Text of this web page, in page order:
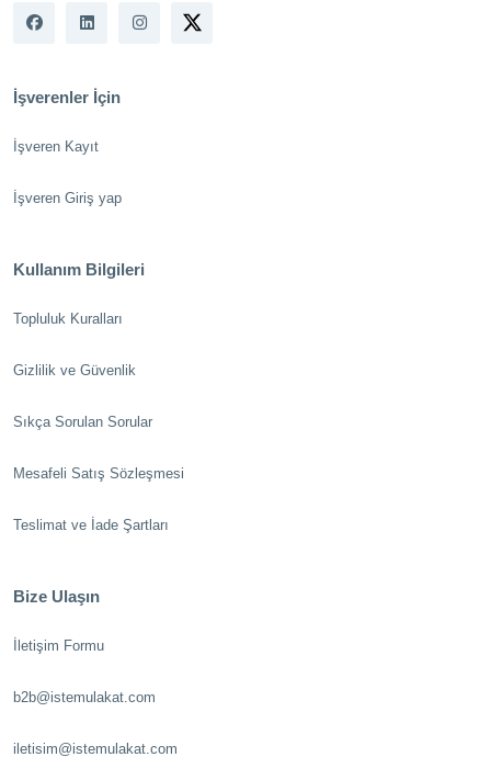
İşverenler İçin
İşveren Kayıt
İşveren Giriş yap
Kullanım Bilgileri
Topluluk Kuralları
Gizlilik ve Güvenlik
Sıkça Sorulan Sorular
Mesafeli Satış Sözleşmesi
Teslimat ve İade Şartları
Bize Ulaşın
İletişim Formu
b2b@istemulakat.com
iletisim@istemulakat.com